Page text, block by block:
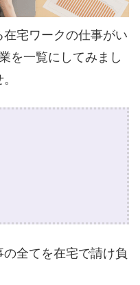
宅ワークの仕事がい
を一覧にしてみまし
全てを在宅で請け負